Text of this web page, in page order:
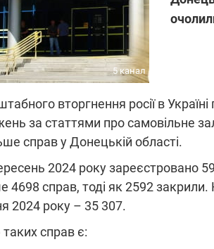
5 канал
вторгнення росії в
за статтями про самовільне
справ у Донецькій області.
2024 року зареєстровано
4698 справ, тоді як 2592
2024 року – 35 307.
справ є:
ВІДКЛЮЧЕННЯ СВІТЛА В
Частина споживачів у чотирьох
областях залишається без світла
російських обстрілів
спеку у серпні, можуть